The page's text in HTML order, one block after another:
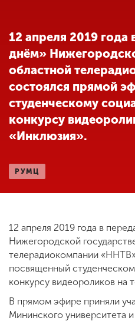
Студенческая жизнь
Сведения об
образовательной
организации
ENG
Приемная
комиссия
+7 (831) 262-26-20
12 апреля 2019 года
днём»
областной
состоялся прямой
студенческому
конкурсу
«Инклюзия».
РУМЦ
12 апреля 2019 года в
Нижегородской
телерадиокомпании
посвященный
конкурсу видеороликов на
В прямом эфире приняли
Мининского университета